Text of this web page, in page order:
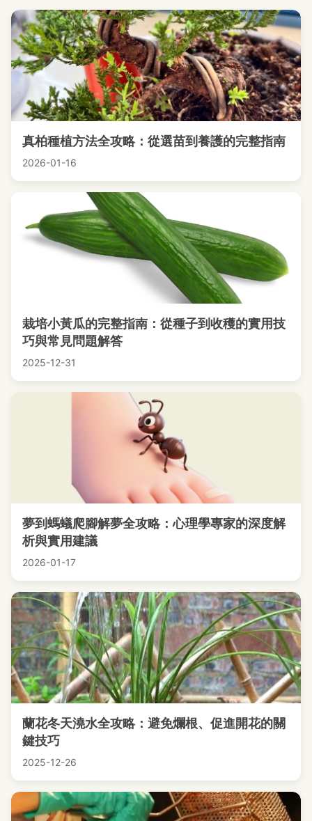
真柏種植方法全攻略：從選苗到養護的完整指南
2026-01-16
栽培小黃瓜的完整指南：從種子到收穫的實用技
巧與常見問題解答
2025-12-31
夢到螞蟻爬腳解夢全攻略：心理學專家的深度解
析與實用建議
2026-01-17
蘭花冬天澆水全攻略：避免爛根、促進開花的關
鍵技巧
2025-12-26